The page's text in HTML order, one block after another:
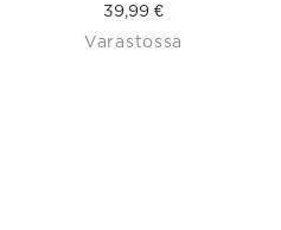
39,99 €
Varastossa